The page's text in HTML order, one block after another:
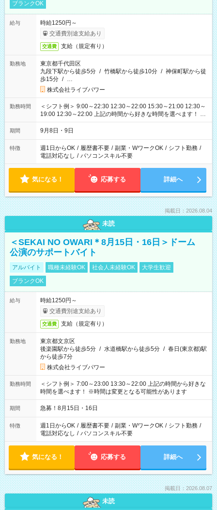
ブランクOK
給与
時給1250円～
交通費別途支給あり
交通費 支給（規定有り）
勤務地
東京都千代田区
九段下駅から徒歩5分 / 竹橋駅から徒歩10分 / 神保町駅から徒
歩15分 / …
株式会社ライブパワー
勤務時間
＜シフト例＞ 9:00～22:30 12:30～22:00 15:30～21:00 12:30～
19:00 12:30～22:00 上記の時間から好きな時間を選べます！ ※
時間は変更となる可能性があります
期間 9月8日・9日
特徴 週1日からOK / 履歴書不要 / 副業・WワークOK / シフト勤務 /
電話対応なし / パソコンスキル不要
気になる！ 応募する 詳細へ
掲載日：2026.08.04
未読
＜SEKAI NO OWARI＊8月15日・16日＞ドーム
公演のサポートバイト
アルバイト 職種未経験OK 社会人未経験OK
大学生歓迎
ブランクOK
給与
時給1250円～
交通費別途支給あり
交通費 支給（規定有り）
勤務地
東京都文京区
後楽園駅から徒歩5分 / 水道橋駅から徒歩5分 / 春日(東京都)駅
から徒歩7分
株式会社ライブパワー
勤務時間
＜シフト例＞ 7:00～23:00 13:30～22:00 上記の時間から好きな
時間を選べます！ ※時間は変更となる可能性があります
期間 急募！8月15日・16日
特徴 週1日からOK / 履歴書不要 / 副業・WワークOK / シフト勤務 /
電話対応なし / パソコンスキル不要
気になる！ 応募する 詳細へ
掲載日：2026.08.07
未読